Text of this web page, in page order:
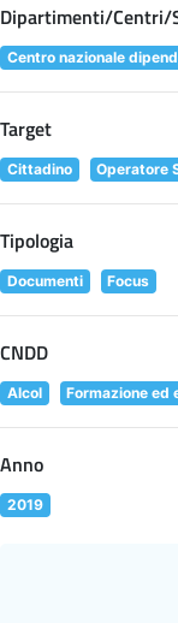
Dipartimenti/Centri/
Centro nazionale
Target
Cittadino Operatore
Tipologia
Documenti Focus
CNDD
Alcol Formazione ed
Anno
2019